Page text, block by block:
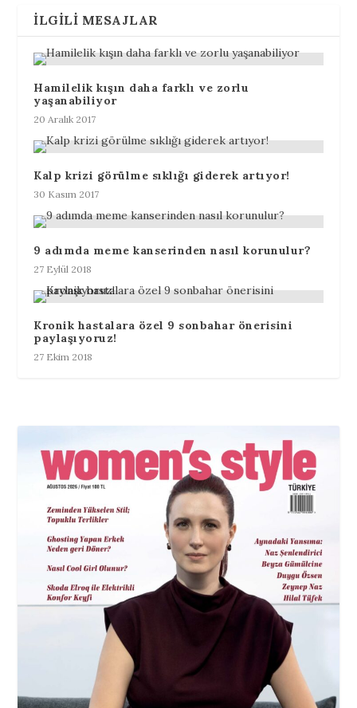
İLGILI MESAJLAR
Hamilelik kışın daha farklı ve zorlu
yaşanabiliyor
20 Aralık 2017
Kalp krizi görülme sıklığı giderek artıyor!
30 Kasım 2017
9 adımda meme kanserinden nasıl korunulur?
27 Eylül 2018
Kronik hastalara özel 9 sonbahar önerisini
paylaşıyoruz!
27 Ekim 2018